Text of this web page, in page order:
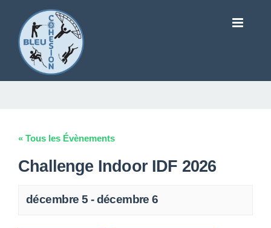
« Tous les Évènements
Challenge Indoor IDF 2026
décembre 5 -décembre 6